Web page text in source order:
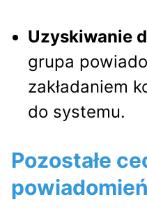
Uzyskiwanie
grupa
zakładaniem
do systemu.
Pozostałe
powiadomień